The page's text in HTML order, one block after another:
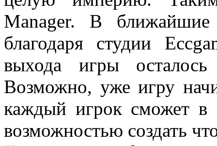
Manager. В ближайшие
благодаря студии
выхода игры
Возможно, уже игру
каждый игрок сможет в
возможностью создать